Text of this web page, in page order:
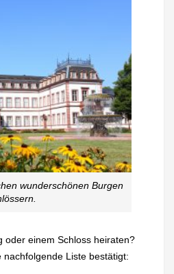
wunderschönen Burgen
oder einem Schloss heiraten?
nachfolgende Liste bestätigt: